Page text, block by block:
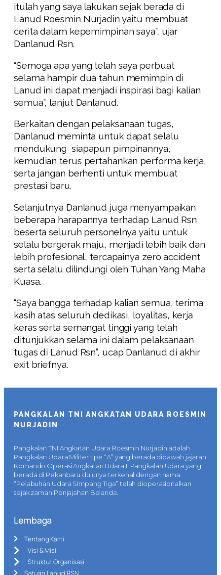
itulah yang saya lakukan sejak berada di
Lanud Roesmin Nurjadin yaitu membuat
cerita dalam kepemimpinan saya”, ujar
Danlanud Rsn.
“Semoga apa yang telah saya perbuat
selama hampir dua tahun memimpin di
Lanud ini dapat menjadi inspirasi bagi kalian
semua”, lanjut Danlanud.
Berkaitan dengan pelaksanaan tugas,
Danlanud meminta untuk dapat selalu
mendukung siapapun pimpinannya,
kemudian terus pertahankan performa kerja,
serta jangan berhenti untuk membuat
prestasi baru.
Selanjutnya Danlanud juga menyampaikan
beberapa harapannya terhadap Lanud Rsn
beserta seluruh personelnya yaitu untuk
selalu bergerak maju, menjadi lebih baik dan
lebih profesional, tercapainya zero accident
serta selalu dilindungi oleh Tuhan Yang Maha
Kuasa.
“Saya bangga terhadap kalian semua, terima
kasih atas seluruh dedikasi, loyalitas, kerja
keras serta semangat tinggi yang telah
ditunjukkan selama ini dalam pelaksanaan
tugas di Lanud Rsn”, ucap Danlanud di akhir
exit briefnya.
PANGKALAN TNI ANGKATAN UDARA ROESMIN
NURJADIN
Pangkalan TNI Angkatan Udara Roesmin Nurjadin adalah
Pangkalan Udara Militer tipe “A” yang berada dibawah jajaran
Komando Operasi Angkatan Udara I. Pangkalan Udara yang
berada di Pekanbaru dulunya terkenal dengan nama
“Pelabuhan Udara Simpang Tiga” telah dioperasionalkan
sejak zaman Penjajahan Belanda.
Lembaga
Tentang Kami
Visi & Misi
Struktur Organisasi
Satuan Lanud RSN